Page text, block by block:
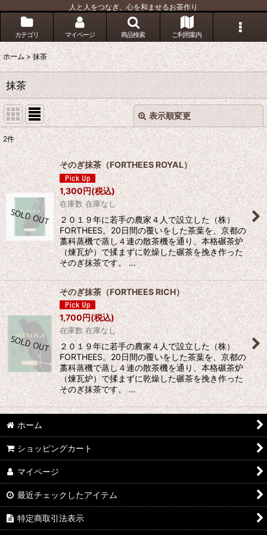
人と人をつなぎ、心を和ませるお茶作り
カテゴリ マイページ 商品検索 ご利用案内
ホーム > 抹茶
抹茶
表示順変更
表示数 :
並び順:
絞り込む
閉じる
2件
そのぎ抹茶（FORTHEES ROYAL）
1,300円(税込)
在庫数 在庫なし
２０１９年に若手の農家４人で設立した（株）
FORTHEES。20日間の覆いをした茶葉を、京都の
藁科蒸機で蒸し４連の散茶機を通り、本格碾茶炉
（煉瓦炉）で揉まずに乾燥した碾茶を挽き作った
そのぎ抹茶です。 …
そのぎ抹茶（FORTHEES RICH）
1,700円(税込)
在庫数 在庫なし
２０１９年に若手の農家４人で設立した（株）
FORTHEES。20日間の覆いをした茶葉を、京都の
藁科蒸機で蒸し４連の散茶機を通り、本格碾茶炉
（煉瓦炉）で揉まずに乾燥した碾茶を挽き作った
そのぎ抹茶です。 …
ホーム
ショッピングカート
マイページ
最近チェックしたアイテム
特定商取引法表示